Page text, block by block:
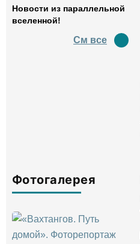
Новости из параллельной
вселенной!
См все
Фотогалерея